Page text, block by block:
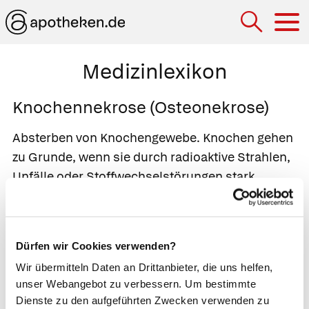
Dürfen wir Cookies verwenden?
Wir übermitteln Daten an Drittanbieter, die uns helfen,
unser Webangebot zu verbessern. Um bestimmte
Dienste zu den aufgeführten Zwecken verwenden zu
Medizinlexikon
Knochennekrose (Osteonekrose)
Absterben von Knochengewebe. Knochen gehen
zu Grunde, wenn sie durch radioaktive Strahlen,
Unfälle oder Stoffwechselstörungen stark
geschädigt sind oder wenn ihre Blutversorgung
unterbrochen ist. Ist die Ursache der
Arzt von eineraseptischen Knochennekrose
einemKnocheninfarktblockiert ein Blutgerinnsel
die Blutzufuhr. Einige Patienten leiden unter